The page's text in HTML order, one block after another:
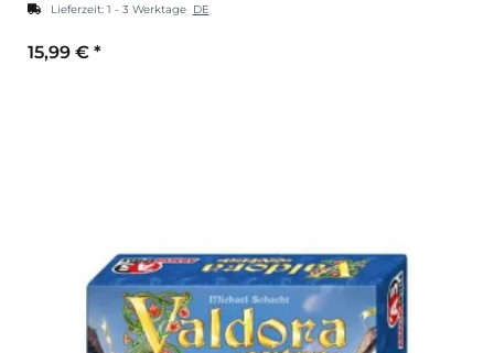
Lieferzeit: 1 - 3 Werktage DE
15,99 € *